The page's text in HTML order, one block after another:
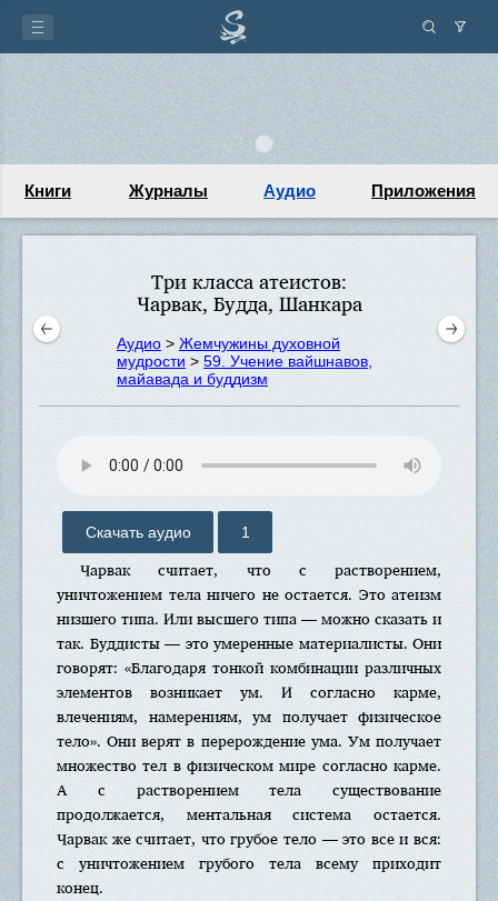
Книги Журналы Аудио Приложения
Три класса атеистов:
Чарвак, Будда, Шанкара
Аудио > Жемчужины духовной
мудрости > 59. Учение вайшнавов,
майавада и буддизм
Скачать аудио 1
Чарвак считает, что с растворением,
уничтожением тела ничего не остается. Это атеизм
низшего типа. Или высшего типа — можно сказать и
так. Буддисты — это умеренные материалисты. Они
говорят: «Благодаря тонкой комбинации различных
элементов возникает ум. И согласно карме,
влечениям, намерениям, ум получает физическое
тело». Они верят в перерождение ума. Ум получает
множество тел в физическом мире согласно карме.
А с растворением тела существование
продолжается, ментальная система остается.
Чарвак же считает, что грубое тело — это все и вся:
с уничтожением грубого тела всему приходит
конец.